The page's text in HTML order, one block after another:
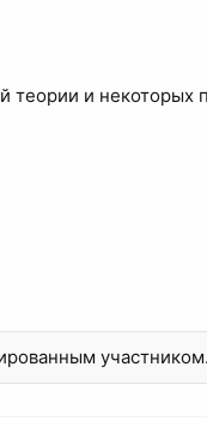
теории и некоторых